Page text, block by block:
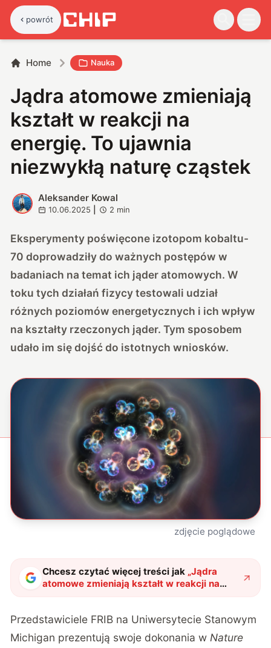
powrót
Home Nauka
Jądra atomowe zmieniają
kształt w reakcji na
energię. To ujawnia
niezwykłą naturę cząstek
A
Aleksander Kowal
10.06.2025 2 min
Eksperymenty poświęcone izotopom kobaltu-
70 doprowadziły do ważnych postępów w
badaniach na temat ich jąder atomowych. W
toku tych działań fizycy testowali udział
różnych poziomów energetycznych i ich wpływ
na kształty rzeczonych jąder. Tym sposobem
udało im się dojść do istotnych wniosków.
zdjęcie poglądowe
Chcesz czytać więcej treści jak „Jądra
atomowe zmieniają kształt w reakcji na
energię. To ujawnia niezwykłą naturę
Przedstawiciele FRIB na Uniwersytecie Stanowym
Michigan prezentują swoje dokonania w Nature